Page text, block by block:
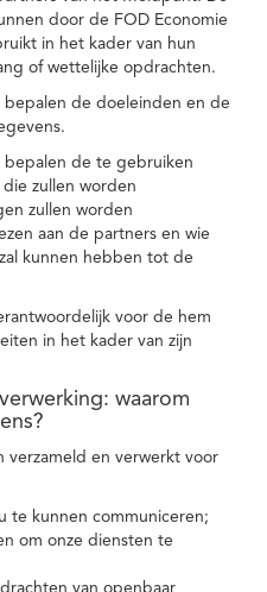
door de FOD Economie
in het kader van hun
of wettelijke opdrachten.
de doeleinden en de
de te gebruiken
zullen worden
zullen worden
aan de partners en wie
kunnen hebben tot de
voor de hem
in het kader van zijn
waarom
verzameld en verwerkt voor
te kunnen communiceren;
om onze diensten te
van openbaar